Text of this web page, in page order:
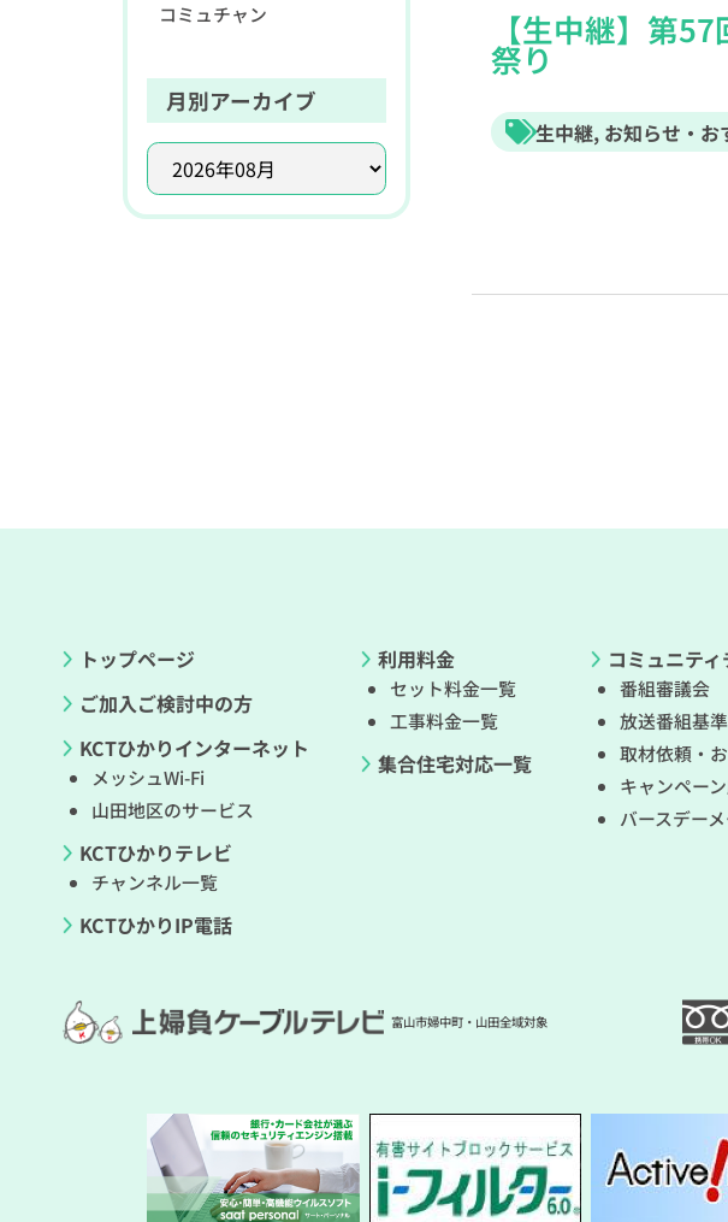
【生中継】第
祭り
生中継, お知らせ・お
コミュチャン
月別アーカイブ
トップページ
ご加入ご検討中の方
KCTひかりインターネット
メッシュWi-Fi
山田地区のサービス
KCTひかりテレビ
チャンネル一覧
KCTひかりIP電話
利用料金
セット料金一覧
工事料金一覧
集合住宅対応一覧
コミュニテ
番組審議会
放送番組基準
取材依頼・
キャンペー
バースデー
富山市婦中町・山田全域対象